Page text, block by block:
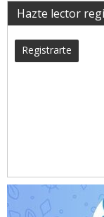
Hazte lector
Registrarte